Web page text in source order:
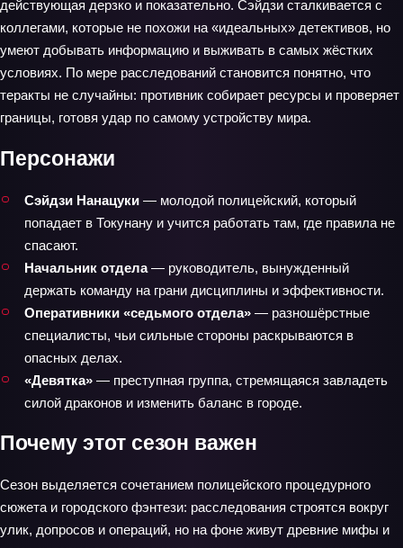
действующая дерзко и показательно. Сэйдзи сталкивается с
коллегами, которые не похожи на «идеальных» детективов, но
умеют добывать информацию и выживать в самых жёстких
условиях. По мере расследований становится понятно, что
теракты не случайны: противник собирает ресурсы и проверяет
границы, готовя удар по самому устройству мира.
Персонажи
Сэйдзи Нанацуки — молодой полицейский, который
попадает в Токунану и учится работать там, где правила не
спасают.
Начальник отдела— руководитель, вынужденный
держать команду на грани дисциплины и эффективности.
Оперативники «седьмого отдела» — разношёрстные
специалисты, чьи сильные стороны раскрываются в
опасных делах.
«Девятка» — преступная группа, стремящаяся завладеть
силой драконов и изменить баланс в городе.
Почему этот сезон важен
Сезон выделяется сочетанием полицейского процедурного
сюжета и городского фэнтези: расследования строятся вокруг
улик, допросов и операций, но на фоне живут древние мифы и